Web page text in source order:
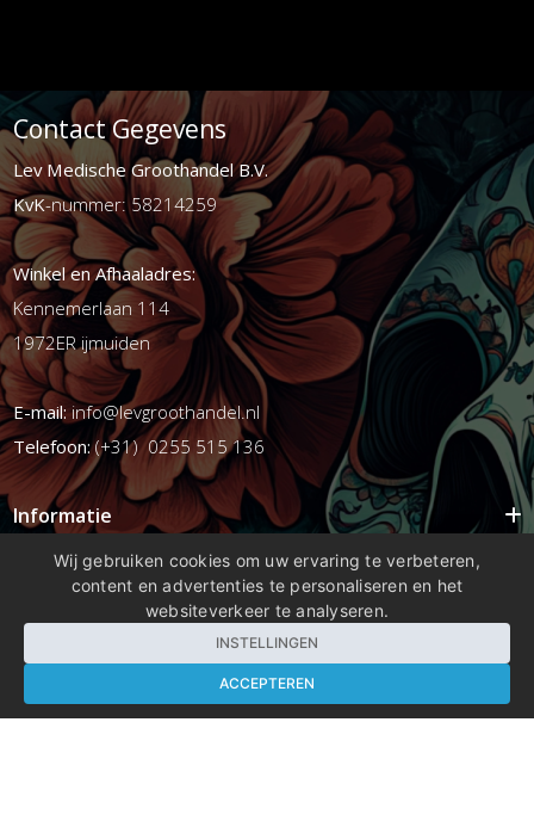
Contact Gegevens
Lev Medische Groothandel B.V.
KvK-nummer: 58214259
Winkel en Afhaaladres:
Kennemerlaan 114
1972ER ijmuiden
E-mail:info@levgroothandel.nl
Telefoon:(+31) 0255 515 136
Informatie
Mijn account
Wij gebruiken cookies om uw ervaring te verbeteren,
content en advertenties te personaliseren en het
websiteverkeer te analyseren.
INSTELLINGEN
ACCEPTEREN